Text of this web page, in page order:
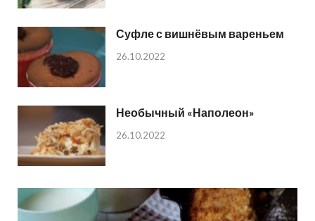
Суфле с вишнёвым вареньем
26.10.2022
Необычный «Наполеон»
26.10.2022